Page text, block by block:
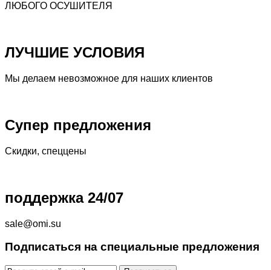
ЛЮБОГО ОСУШИТЕЛЯ
ЛУЧШИЕ УСЛОВИЯ
Мы делаем невозможное для наших клиентов
Супер предложения
Скидки, спеццены
поддержка 24/07
sale@omi.su
Подписаться на специальные предложения